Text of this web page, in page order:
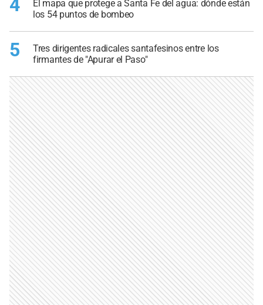
4
El mapa que protege a Santa Fe del agua: dónde están
los 54 puntos de bombeo
5
Tres dirigentes radicales santafesinos entre los
firmantes de "Apurar el Paso"